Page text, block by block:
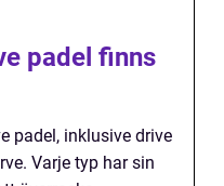
padel finns
padel, inklusive drive
Varje typ har sin